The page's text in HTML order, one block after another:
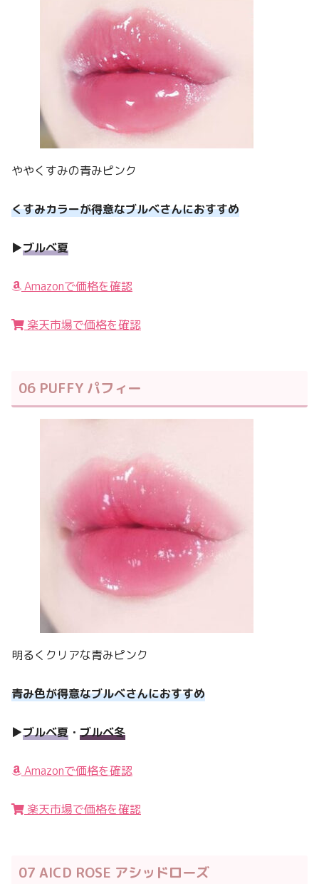
ややくすみの青みピンク
くすみカラーが得意なブルベさんにおすすめ
▶︎ブルベ夏
Amazonで価格を確認
楽天市場で価格を確認
06 PUFFY パフィー
明るくクリアな青みピンク
青み色が得意なブルベさんにおすすめ
▶︎ブルベ夏 ・ ブルベ冬
Amazonで価格を確認
楽天市場で価格を確認
07 AICD ROSE アシッドローズ